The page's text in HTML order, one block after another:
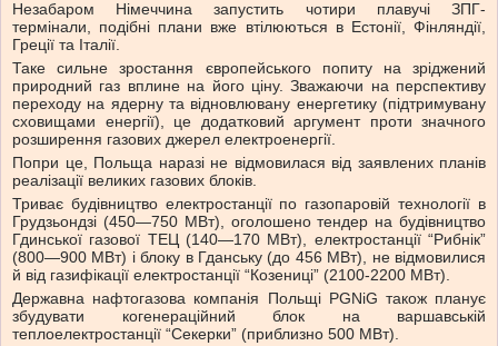
Незабаром Німеччина запустить чотири плавучі ЗПГ-
термінали, подібні плани вже втілюються в Естонії, Фінляндії,
Греції та Італії.
Таке сильне зростання європейського попиту на зріджений
природний газ вплине на його ціну. Зважаючи на перспективу
переходу на ядерну та відновлювану енергетику (підтримувану
сховищами енергії), це додатковий аргумент проти значного
розширення газових джерел електроенергії.
Попри це, Польща наразі не відмовилася від заявлених планів
реалізації великих газових блоків.
Триває будівництво електростанції по газопаровій технології в
Грудзьондзі (450—750 МВт), оголошено тендер на будівництво
Гдинської газової ТЕЦ (140—170 МВт), електростанції “Рибнік”
(800—900 МВт) і блоку в Гданську (до 456 МВт), не відмовилися
й від газифікації електростанції “Козениці” (2100-2200 МВт).
Державна нафтогазова компанія Польщі PGNiG також планує
збудувати когенераційний блок на варшавській
теплоелектростанції “Секерки” (приблизно 500 МВт).